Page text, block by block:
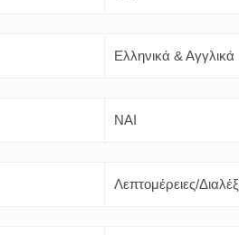
Ελληνικά & Αγγλικά
ΝΑΙ
Λεπτομέρειες/